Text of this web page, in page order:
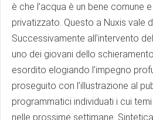
è che l’acqua è un bene comune
privatizzato. Questo a Nuxis vale
Successivamente all’intervento
uno dei giovani dello
esordito elogiando l’impegno
proseguito con l’illustrazione al
programmatici individuati i cui
nelle prossime settimane.